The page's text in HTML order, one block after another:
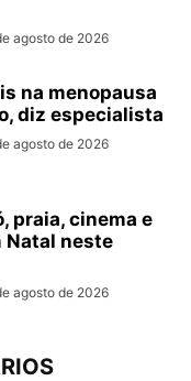
agosto de 2026
na menopausa
diz especialista
agosto de 2026
praia, cinema e
Natal neste
agosto de 2026